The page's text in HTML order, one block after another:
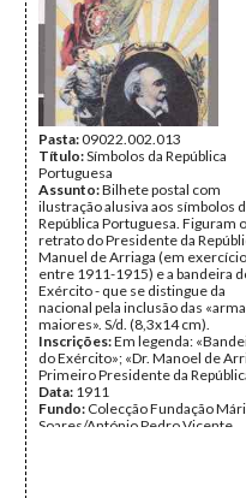
Pasta:09022.002.013
Título:Símbolos da República
Portuguesa
Assunto:Bilhete postal com
ilustração alusiva aos símbolos
República Portuguesa. Figuram o
retrato do Presidente da
Manuel de Arriaga (em exercício
entre 1911-1915) e a bandeira
Exército - que se distingue da
nacional pela inclusão das
maiores». S/d. (8,3x14 cm).
Inscrições:Em legenda:
do Exército»; «Dr. Manoel de
Primeiro Presidente da
Data: 1911
Fundo: Colecção Fundação
Soares/António Pedro Vicente